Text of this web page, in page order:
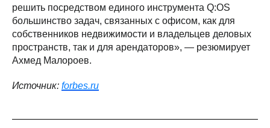
решить посредством единого инструмента Q:OS
большинство задач, связанных с офисом, как для
собственников недвижимости и владельцев деловых
пространств, так и для арендаторов», ― резюмирует
Ахмед Малороев.
Источник: forbes.ru